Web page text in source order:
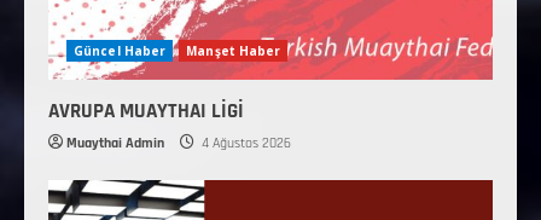
Güncel Haber Manşet Haber
AVRUPA MUAYTHAI LİGİ
Muaythai Admin 4 Ağustos 2026